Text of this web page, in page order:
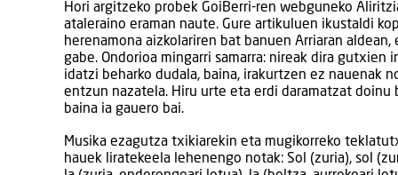
Hori argitzeko probek GoiBerri-ren webguneko
ataleraino eraman naute. Gure artikuluen ikustaldi
herenamona aizkolariren bat banuen Arriaran
gabe. Ondorioa mingarri samarra: nireak dira
idatzi beharko dudala, baina, irakurtzen ez nauenak
entzun nazatela. Hiru urte eta erdi daramatzat
baina ia gauero bai.
Musika ezagutza txikiarekin eta mugikorreko
hauek liratekeela lehenengo notak: Sol (zuria), sol